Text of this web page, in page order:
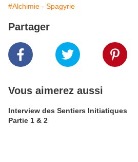
#Alchimie - Spagyrie
Partager
Vous aimerez aussi
Interview des Sentiers Initiatiques
Partie 1 & 2